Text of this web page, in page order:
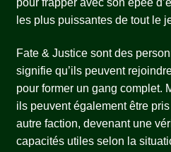
les plus puissantes de tout le
Fate & Justice sont des
signifie qu’ils peuvent
pour former un gang complet.
ils peuvent également être
autre faction, devenant une
capacités utiles selon la